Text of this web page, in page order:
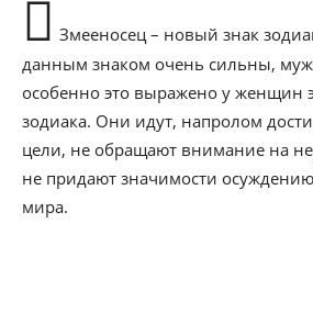
Змееносец – новый знак
данным знаком очень сильны,
особенно это выражено у женщин
зодиака. Они идут, напролом
цели, не обращают внимание на
не придают значимости
мира.